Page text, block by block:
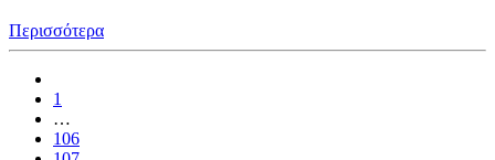
Περισσότερα
1
…
106